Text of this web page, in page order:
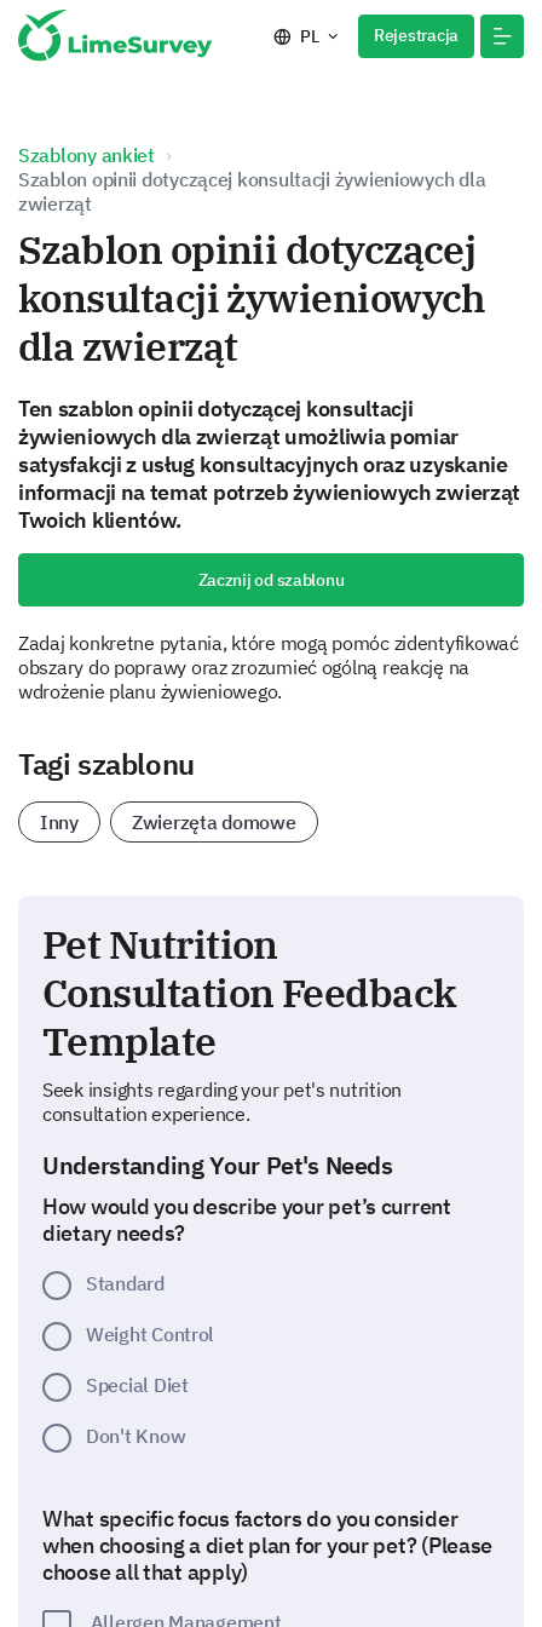
PL Rejestracja
Szablony ankiet
Szablon opinii dotyczącej konsultacji żywieniowych dla
zwierząt
Szablon opinii dotyczącej
konsultacji żywieniowych
dla zwierząt
Ten szablon opinii dotyczącej konsultacji
żywieniowych dla zwierząt umożliwia pomiar
satysfakcji z usług konsultacyjnych oraz uzyskanie
informacji na temat potrzeb żywieniowych zwierząt
Twoich klientów.
Zacznij od szablonu
Zadaj konkretne pytania, które mogą pomóc zidentyfikować
obszary do poprawy oraz zrozumieć ogólną reakcję na
wdrożenie planu żywieniowego.
Tagi szablonu
Inny Zwierzęta domowe
Pet Nutrition
Consultation Feedback
Template
Seek insights regarding your pet's nutrition
consultation experience.
Understanding Your Pet's Needs
How would you describe your pet’s current
dietary needs?
Standard
Weight Control
Special Diet
Don't Know
What specific focus factors do you consider
when choosing a diet plan for your pet? (Please
choose all that apply)
Allergen Management